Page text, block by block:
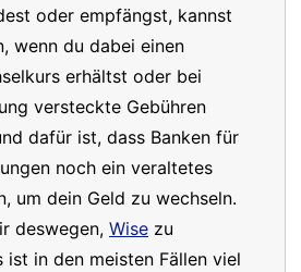
oder empfängst, kannst
wenn du dabei einen
erhältst oder bei
versteckte Gebühren
dafür ist, dass Banken für
noch ein veraltetes
um dein Geld zu wechseln.
deswegen, Wise zu
ist in den meisten Fällen viel